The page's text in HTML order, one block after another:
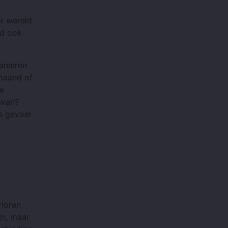
wereld
ook
of
gevoel
maar